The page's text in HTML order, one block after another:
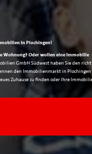
in Plochingen!
Wohnung? Oder wollen eine Immobilie
GmbH Südwest haben Sie den
den Immobilienmarkt in Plochingen
Zuhause zu finden oder Ihre